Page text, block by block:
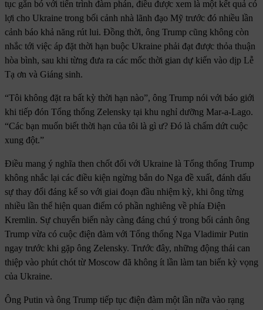
tục gắn bó với tiến trình đàm phán, điều được xem là một kết quả có
lợi cho Ukraine trong bối cảnh nhà lãnh đạo Mỹ trước đó nhiều lần
cảnh báo khả năng rút lui. Đồng thời, ông Trump cũng không còn
nhắc tới việc áp đặt thời hạn buộc Ukraine phải đạt được thỏa thuận
hòa bình, sau khi từng đưa ra các mốc thời gian dự kiến vào dịp Lễ
Tạ ơn và Giáng sinh.
“Tôi không đặt ra bất kỳ thời hạn nào”, ông Trump nói với báo giới
khi tiếp đón Tổng thống Zelensky tại khu nghỉ dưỡng Mar-a-Lago.
“Các bạn muốn biết thời hạn của tôi là gì ư? Đó là chấm dứt cuộc
xung đột.”
Điều mang ý nghĩa then chốt đối với Ukraine là Tổng thống Trump
không nhắc lại các điều kiện ngừng bắn do Nga đề xuất, đánh dấu
sự thay đổi đáng kể so với giai đoạn đầu nhiệm kỳ, khi ông từng
nhiều lần thể hiện quan điểm có phần nghiêng về phía Điện
Kremlin. Sự chuyển biến này càng đáng chú ý trong bối cảnh ông
Trump vừa có cuộc điện đàm với Tổng thống Nga Vladimir Putin
ngay trước khi gặp ông Zelensky. Trước đây, những động thái can
thiệp vào phút chót từ Moscow đã không ít lần làm tan biến kỳ vọng
của Ukraine.
Ông Putin và ông Trump tiếp tục điện đàm một lần nữa vào rạng